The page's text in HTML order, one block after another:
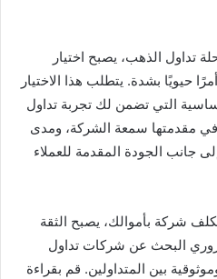
تداول الذهب، يصبح اختيار
حيويًا بشدة. يتطلب هذا الاختيار
التي تضمن لك تجربة تداول
مقدمتها سمعة الشركة، ومدى
جانب الجودة المقدمة للعملاء
شركة بأموالك، يصبح الثقة
البحث عن شركات تداول
بين المتداولين. قم بقراءة